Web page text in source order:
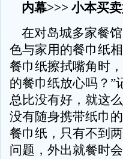
内幕>>> 小本买
在对岛城多家餐
色与家用的餐巾纸
餐巾纸擦拭嘴角时
的餐巾纸放心吗？”
总比没有好，就这
没有随身携带纸巾
餐巾纸，只有不到
问题，外出就餐时